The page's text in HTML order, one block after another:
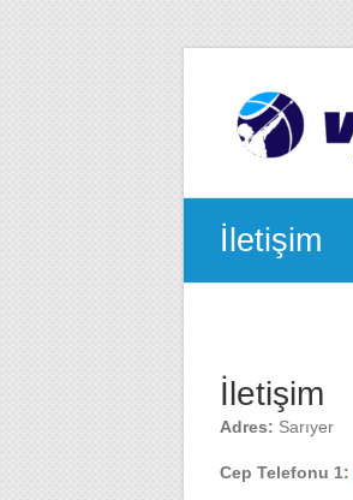
Sarıyer
Evden
Eve
Nakliyat
İletişim
İletişim
Adres: Sarıyer
Cep Telefonu 1: